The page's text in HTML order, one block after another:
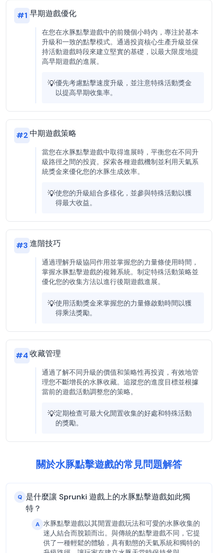
#1 早期遊戲優化
在您在水豚點擊遊戲中的前幾個小時內，專注於基本
升級和一致的點擊模式。通過投資核心生產升級並保
持活動遊戲時段來建立堅實的基礎，以最大限度地提
高早期遊戲的進展。
💡優先考慮點擊速度升級，並注意特殊活動獎金
以提高早期收集率。
#2中期遊戲策略
當您在水豚點擊遊戲中取得進展時，平衡您在不同升
級路徑之間的投資。探索各種遊戲機制並利用天氣系
統獎金來優化您的水豚生成效率。
💡使您的升級組合多樣化，並參與特殊活動以獲
得最大收益。
#3進階技巧
通過理解升級協同作用並掌握您的力量條使用時間，
掌握水豚點擊遊戲的複雜系統。制定特殊活動策略並
優化您的收集方法以進行後期遊戲進展。
💡使用活動獎金來掌握您的力量條啟動時間以獲
得乘法獎勵。
#4收藏管理
通過了解不同升級的價值和策略性再投資，有效地管
理您不斷增長的水豚收藏。追蹤您的進度目標並根據
當前的遊戲活動調整您的策略。
💡定期檢查可最大化閒置收集的好處和特殊活動
的獎勵。
關於水豚點擊遊戲的常見問題解答
Q 是什麼讓 Sprunki 遊戲上的水豚點擊遊戲如此獨
特？
A 水豚點擊遊戲以其閒置遊戲玩法和可愛的水豚收集的
迷人結合而脫穎而出。與傳統的點擊遊戲不同，它提
供了一種輕鬆的體驗，具有動態的天氣系統和獨特的